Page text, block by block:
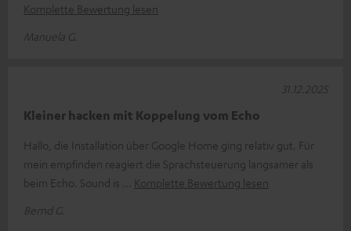
Komplette Bewertung lesen
Manuela G.
Kleiner hacken mit Koppelung vom Echo
Hallo, die Installation über Google Home ging relativ gut. Für
mein empfinden reagiert die Sprachsteuerung langsamer als
beim Echo. Sound is
Komplette Bewertung lesen
Bernd G.
31.12.2025